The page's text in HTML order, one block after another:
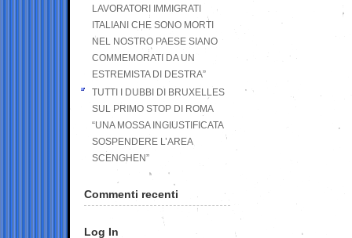
LAVORATORI IMMIGRATI
ITALIANI CHE SONO MORTI
NEL NOSTRO PAESE SIANO
COMMEMORATI DA UN
ESTREMISTA DI DESTRA”
TUTTI I DUBBI DI BRUXELLES
SUL PRIMO STOP DI ROMA
“UNA MOSSA INGIUSTIFICATA
SOSPENDERE L’AREA
SCENGHEN”
Commenti recenti
Log In